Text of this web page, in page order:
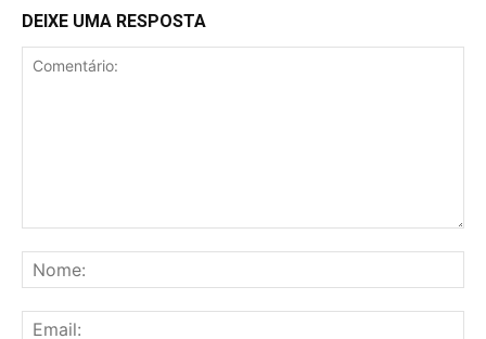
DEIXE UMA RESPOSTA